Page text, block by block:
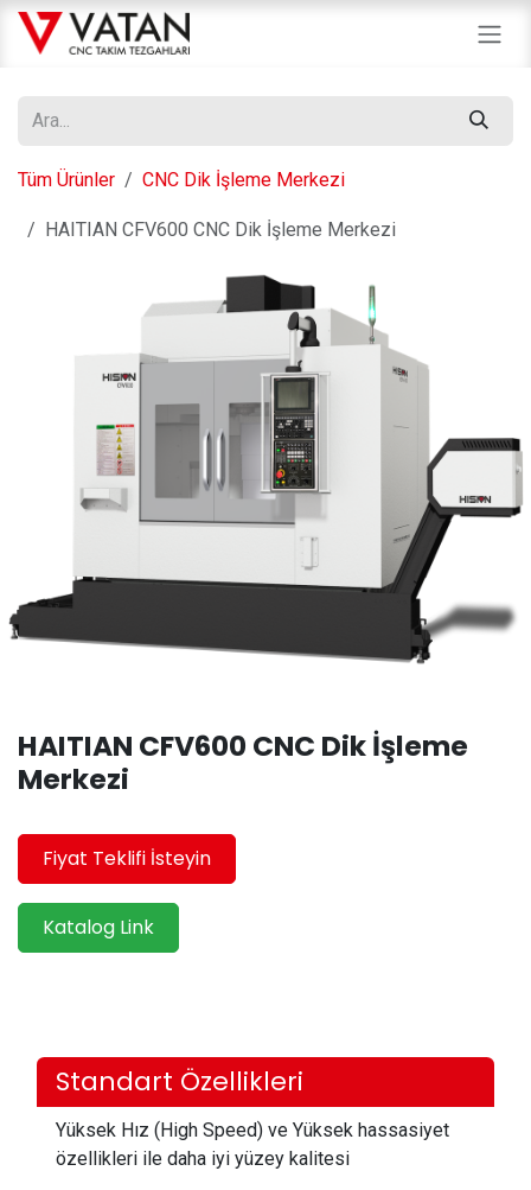
İçereği Atla
Tüm Ürünler CNC Dik İşleme Merkezi
HAITIAN CFV600 CNC Dik İşleme Merkezi
HAITIAN CFV600 CNC Dik İşleme
Merkezi
Fiyat Teklifi İsteyin
Katalog Link
Standart Özellikleri
Yüksek Hız (High Speed) ve Yüksek hassasiyet
özellikleri ile daha iyi yüzey kalitesi